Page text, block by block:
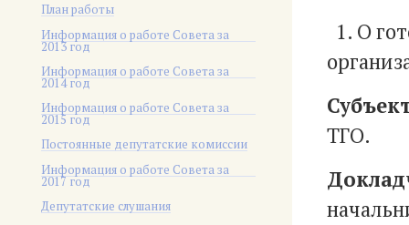
План работы
Информация о работе Совета за
2013 год
Информация о работе Совета за
2014 год
Информация о работе Совета за
2015 год
Постоянные депутатские комиссии
Информация о работе Совета за
2017 год
Депутатские слушания
1. О
ТГО.